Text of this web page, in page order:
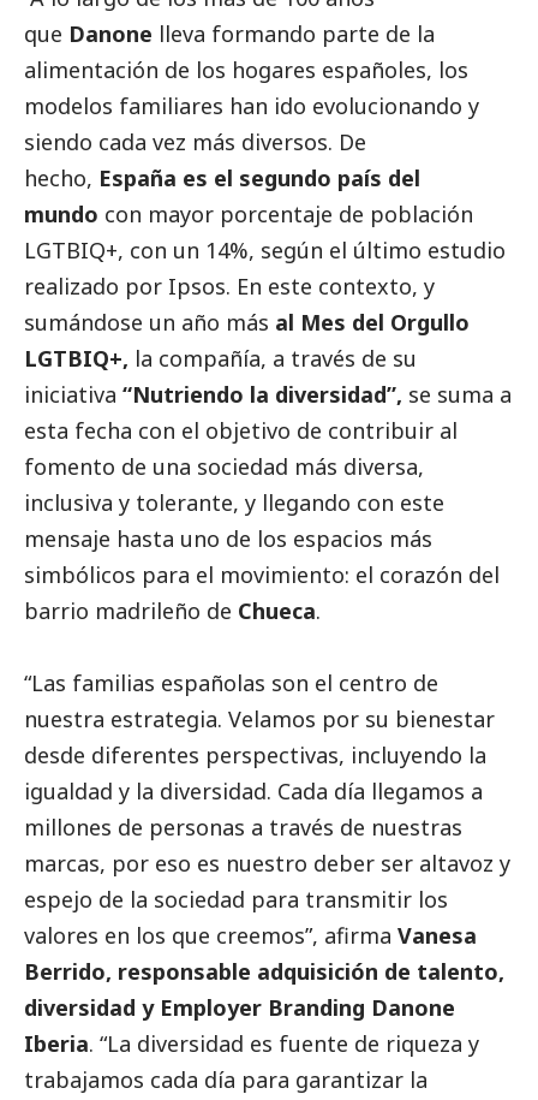
que Danone lleva formando parte de la
alimentación de los hogares españoles, los
modelos familiares han ido evolucionando y
siendo cada vez más diversos. De
hecho, España es el segundo país del
mundo con mayor porcentaje de población
LGTBIQ+, con un 14%, según el último estudio
realizado por Ipsos. En este contexto, y
sumándose un año más al Mes del Orgullo
LGTBIQ+, la compañía, a través de su
iniciativa “Nutriendo la diversidad”, se suma a
esta fecha con el objetivo de contribuir al
fomento de una sociedad más diversa,
inclusiva y tolerante, y llegando con este
mensaje hasta uno de los espacios más
simbólicos para el movimiento: el corazón del
barrio madrileño de Chueca.
“Las familias españolas son el centro de
nuestra estrategia. Velamos por su bienestar
desde diferentes perspectivas, incluyendo la
igualdad y la diversidad. Cada día llegamos a
millones de personas a través de nuestras
marcas, por eso es nuestro deber ser altavoz y
espejo de la sociedad para transmitir los
valores en los que creemos”, afirma Vanesa
Berrido, responsable adquisición de talento,
diversidad y Employer Branding Danone
Iberia. “La diversidad es fuente de riqueza y
trabajamos cada día para garantizar la